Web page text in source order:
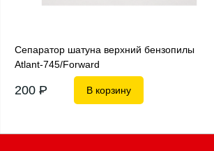
Сепаратор шатуна верхний бензопилы
Atlant-745/Forward
200 P В корзину